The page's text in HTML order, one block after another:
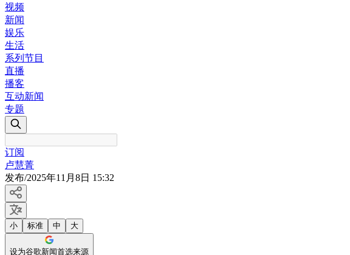
视频
新闻
娱乐
生活
系列节目
直播
播客
互动新闻
专题
订阅
卢慧菁
发布/2025年11月8日 15:32
小 标准 中 大
设为谷歌新闻首选来源